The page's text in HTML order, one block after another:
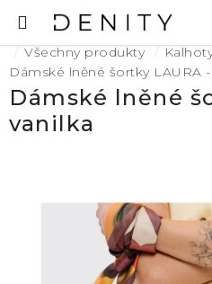
na
obsah
Domů
Všechny produkty
Dámské lněné šortky LAURA -
Dámské lněné
vanilka